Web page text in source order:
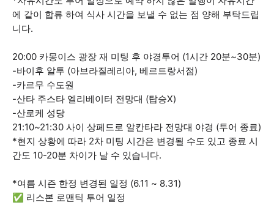
에 같이 합류 하여 식사 시간을 보낼 수 없는 점 양해 부탁드립
니다.
20:00 카몽이스 광장 재 미팅 후 야경투어 (1시간 20분~30분)
-바이후 알투 (아브라질레리아, 베르트랑서점)
-카르무 수도원
-산타 주스타 엘리베이터 전망대 (탑승X)
-산로케 성당
21:10~21:30 사이 상페드로 알칸타라 전망대 야경 (투어 종료)
*현지 상황에 따라 2차 미팅 시간은 변경될 수도 있고 종료 시
간도 10-20분 차이가 날 수 있습니다.
*여름 시즌 한정 변경된 일정 (6.11 ~ 8.31)
✅ 리스본 로맨틱 투어 일정